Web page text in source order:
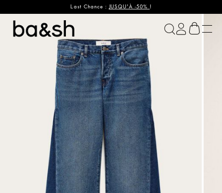
Last Chance :JUSQU'À -50% !
ba&sh